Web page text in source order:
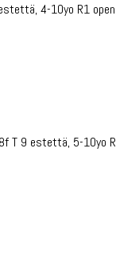
4-10yo R1
T 9 estettä, 5-